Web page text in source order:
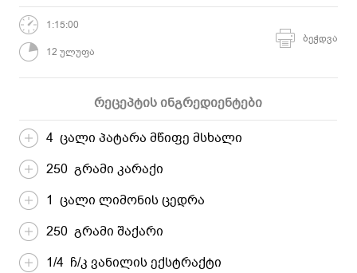
1:15:00
12 ულუფა
ბეჭდვა
რეცეპტის ინგრედიენტები
4 ცალი პატარა მწიფე მსხალი
250 გრამი კარაქი
1 ცალი ლიმონის ცედრა
250 გრამი შაქარი
1/4 ჩ/კ ვანილის ექსტრაქტი